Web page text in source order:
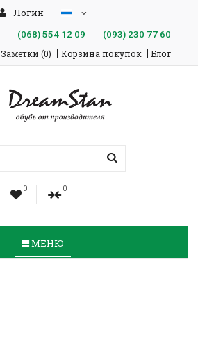
Логин
(068)554 12 09 (093)230 77 60
Заметки (0) Корзина покупок Блог
0 0
МЕНЮ